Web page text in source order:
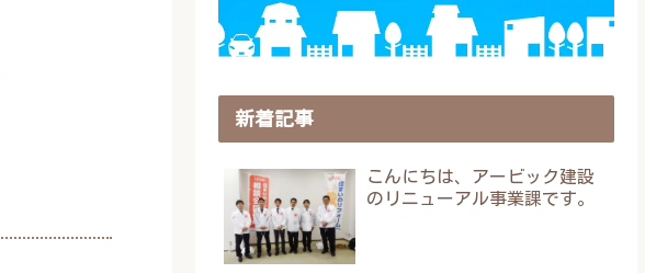
新着記事
こんにちは、アービック建設
のリニューアル事業課です。